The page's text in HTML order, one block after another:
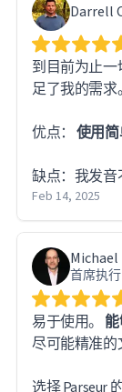
Darrell
到目前为止
足了我的需求。
优点： 使用
缺点：我发音
Feb 14, 2025
Michael
首席执
易于使用。
尽可能精准的
选择 Parseur